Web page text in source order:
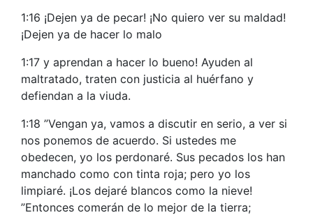
1:16 ¡Dejen ya de pecar! ¡No quiero ver su maldad!
¡Dejen ya de hacer lo malo
1:17 y aprendan a hacer lo bueno! Ayuden al
maltratado, traten con justicia al huérfano y
defiendan a la viuda.
1:18 ”Vengan ya, vamos a discutir en serio, a ver si
nos ponemos de acuerdo. Si ustedes me
obedecen, yo los perdonaré. Sus pecados los han
manchado como con tinta roja; pero yo los
limpiaré. ¡Los dejaré blancos como la nieve!
”Entonces comerán de lo mejor de la tierra;